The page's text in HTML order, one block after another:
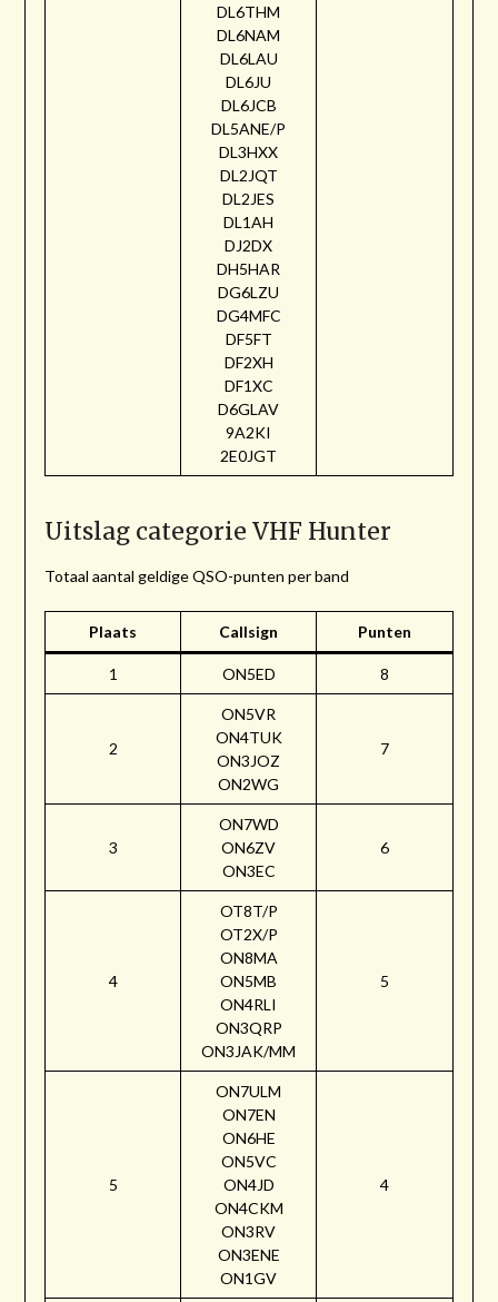
DL6THM
DL6NAM
DL6LAU
DL6JU
DL6JCB
DL5ANE/P
DL3HXX
DL2JQT
DL2JES
DL1AH
DJ2DX
DH5HAR
DG6LZU
DG4MFC
DF5FT
DF2XH
DF1XC
D6GLAV
9A2KI
2E0JGT
Uitslag categorie VHF Hunter
Totaal aantal geldige QSO-punten per band
Plaats Callsign Punten
1 ON5ED 8
2
ON5VR
ON4TUK
ON3JOZ
ON2WG
7
3
ON7WD
ON6ZV
ON3EC
6
4
OT8T/P
OT2X/P
ON8MA
ON5MB
ON4RLI
ON3QRP
ON3JAK/MM
5
5
ON7ULM
ON7EN
ON6HE
ON5VC
ON4JD
ON4CKM
ON3RV
ON3ENE
ON1GV
4